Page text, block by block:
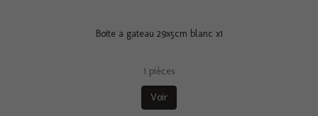
Boite a gateau 29x5cm blanc x1
1 pièces
Voir